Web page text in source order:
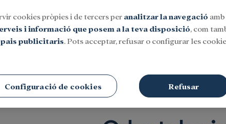
cookies pròpies i de tercers per analitzar la navegació
i informació que posem a la teva disposició, com
publicitaris. Pots acceptar, refusar o configurar les
Configuració de cookies Refusar